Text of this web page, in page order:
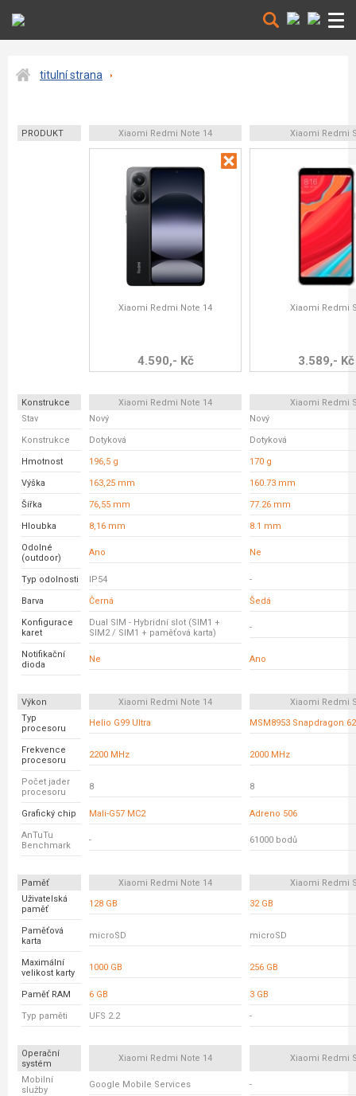
titulní strana
PRODUKT Xiaomi Redmi Note 14 Xiaomi Redmi
Xiaomi Redmi Note 14
4.590,- Kč
Xiaomi Redmi
3.589,- Kč
Konstrukce Xiaomi Redmi Note 14
Xiaomi Redmi
Stav
Nový Nový
Konstrukce Dotyková Dotyková
Hmotnost 196,5 g 170 g
Výška 163,25 mm 160.73 mm
Šířka 76,55 mm 77.26 mm
Hloubka 8,16 mm 8.1 mm
Odolné
(outdoor)
Ano Ne
Typ odolnosti IP54 -
Barva Černá Šedá
Konfigurace
karet
Dual SIM - Hybridní slot (SIM1 +
SIM2 / SIM1 + paměťová karta)
-
Notifikační
dioda
Ne Ano
Výkon Xiaomi Redmi Note 14
Xiaomi Redmi
Typ
procesoru
Helio G99 Ultra MSM8953 Snapdragon
Frekvence
procesoru
2200 MHz 2000 MHz
Počet jader
procesoru
8 8
Grafický chip Mali-G57 MC2 Adreno 506
AnTuTu
Benchmark
- 61000 bodů
Paměť Xiaomi Redmi Note 14
Xiaomi Redmi
Uživatelská
paměť
128 GB 32 GB
Paměťová
karta
microSD microSD
Maximální
velikost karty
1000 GB 256 GB
Paměť RAM 6 GB 3 GB
Typ paměti UFS 2.2 -
Operační
systém
Xiaomi Redmi Note 14 Xiaomi Redmi
Mobilní
služby
Google Mobile Services -